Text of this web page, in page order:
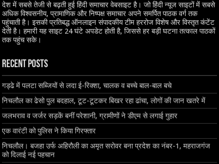
देश में सबसे तेजी से बढ़ती हुई हिंदी समाचार वेबसाइट है। जो हिंदी न्यूज साइटों में सबसे
अधिक विश्वसनीय, प्रामाणिक और निष्पक्ष समाचार अपने समर्पित पाठक वर्ग तक
पहुंचाती है। इसकी प्रतिबद्ध ऑनलाइन संपादकीय टीम हररोज विशेष और विस्तृत कंटेंट
देती है। हमारी यह साइट 24 घंटे अपडेट होती है, जिससे हर बड़ी घटना तत्काल पाठकों
तक पहुंच सके।
Recent Posts
गड्ढे में पलटा सब्जियों से लदा ई-रिक्शा, चालक व बच्चे बाल-बाल बचे
निचलौल का ढेसो पुल बदहाल, टूट-टूटकर बिखर रहा ढांचा, लोगों की जान खतरे में
जलभराव व जर्जर सड़कें बनीं परेशानी, ग्रामीणों ने डीएम से लगाई गुहार
एक वारंटी को पुलिस ने किया गिरफ्तार
निचलौल। बजहा उर्फ अहिरौली का अमृत सरोवर बना प्रदेश का नंबर-1, महराजगंज
को दिलाई नई पहचान